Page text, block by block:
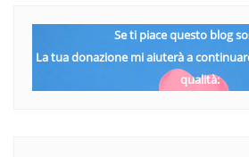
Se ti piace questo blog
La tua donazione mi aiuterà a
qualità: